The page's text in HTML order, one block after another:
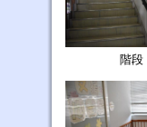
階段